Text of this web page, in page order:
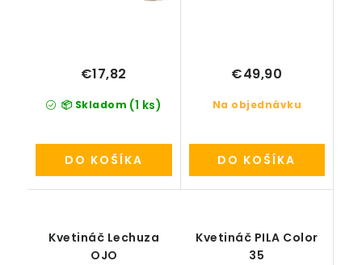
📦 Skladom (1 ks)
€17,82
DO KOŠÍKA
Na objednávku
€49,90
DO KOŠÍKA
Kvetináč Lechuza
OJO
Kvetináč PILA Color
35